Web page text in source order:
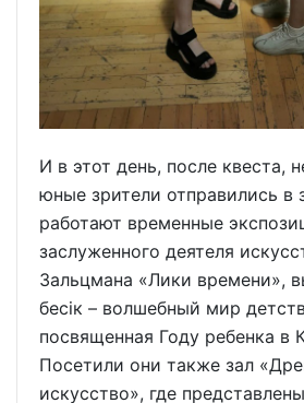
И в этот день, после квеста,
юные зрители отправились в
работают временные
заслуженного деятеля
Зальцмана «Лики времени»,
бесiк – волшебный мир
посвященная Году ребенка в
Посетили они также зал
искусство», где